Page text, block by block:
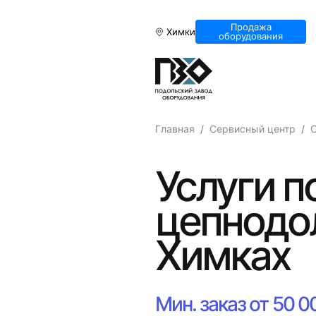
Химки
Продажа
оборудования
Главная Сервисный центр
Услуги
Химках
Мин. заказ от 50